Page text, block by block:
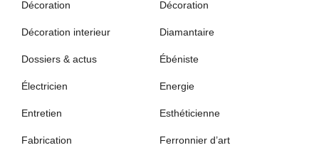
Décoration Décoration
Décoration interieur Diamantaire
Dossiers & actus Ébéniste
Électricien Energie
Entretien Esthéticienne
Fabrication Ferronnier d’art